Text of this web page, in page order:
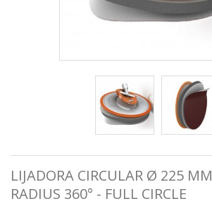
LIJADORA CIRCULAR Ø 225 MM
RADIUS 360° - FULL CIRCLE